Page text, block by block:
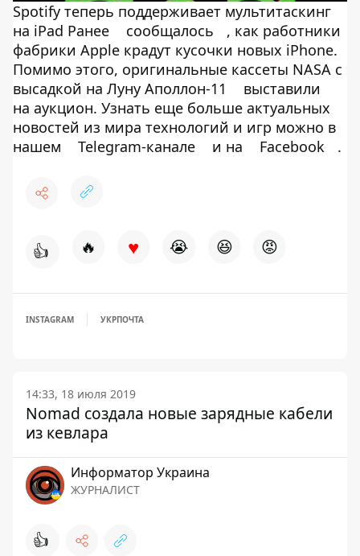
Spotify теперь поддерживает мультитаскинг
на iPad Ранее
сообщалось
, как работники
фабрики Apple крадут кусочки новых iPhone.
Помимо этого, оригинальные кассеты NASA с
высадкой на Луну Аполлон-11
выставили
на аукцион. Узнать еще больше актуальных
новостей из мира технологий и игр можно в
нашем
Telegram-канале и на Facebook .
👍 🔥 ♥ 😭 😆 😡
INSTAGRAM УКРПОЧТА
14:33, 18 июля 2019
Nomad создала новые зарядные кабели
из кевлара
Информатор Украина
ЖУРНАЛИСТ
👍